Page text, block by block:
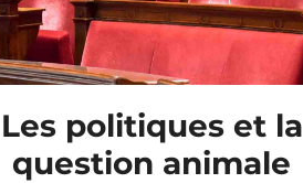
Les politiques et la
question animale